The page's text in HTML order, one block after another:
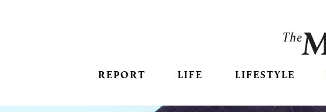
REPORT LIFE LIFESTYLE